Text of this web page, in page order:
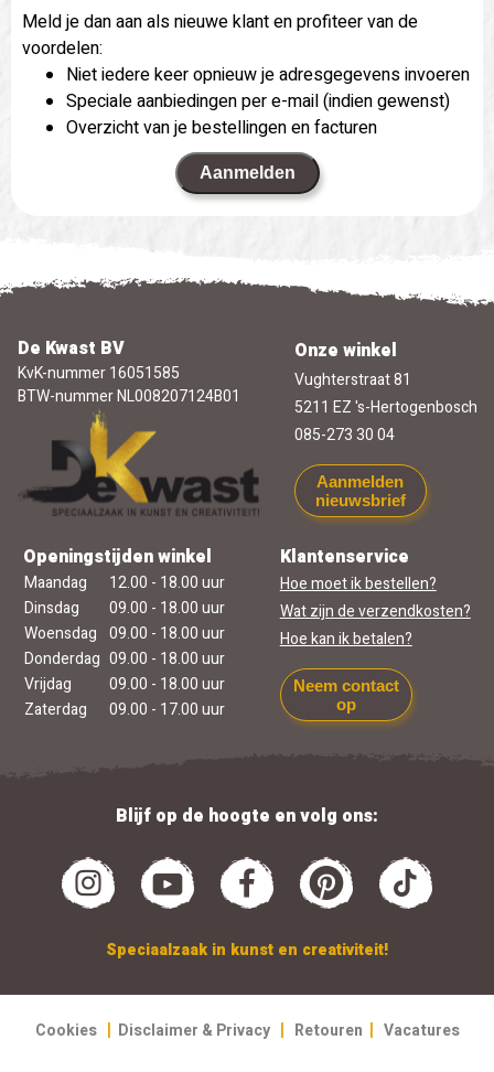
Meld je dan aan als nieuwe klant en profiteer van de
voordelen:
Niet iedere keer opnieuw je adresgegevens invoeren
Speciale aanbiedingen per e-mail (indien gewenst)
Overzicht van je bestellingen en facturen
Aanmelden
De Kwast BV
KvK-nummer 16051585
BTW-nummer NL008207124B01
Onze winkel
Vughterstraat 81
5211 EZ 's-Hertogenbosch
085-273 30 04
Aanmelden
nieuwsbrief
Openingstijden winkel
Maandag
12.00 - 18.00 uur
Dinsdag
09.00 - 18.00 uur
Woensdag 09.00 - 18.00 uur
Donderdag 09.00 - 18.00 uur
Vrijdag
09.00 - 18.00 uur
Zaterdag
09.00 - 17.00 uur
Klantenservice
Hoe moet ik bestellen?
Wat zijn de verzendkosten?
Hoe kan ik betalen?
Neem contact
op
Blijf op de hoogte en volg ons:
Speciaalzaak in kunst en creativiteit!
Cookies | Disclaimer & Privacy | Retouren | Vacatures